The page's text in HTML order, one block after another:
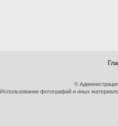
©
Использование фотографий и иных